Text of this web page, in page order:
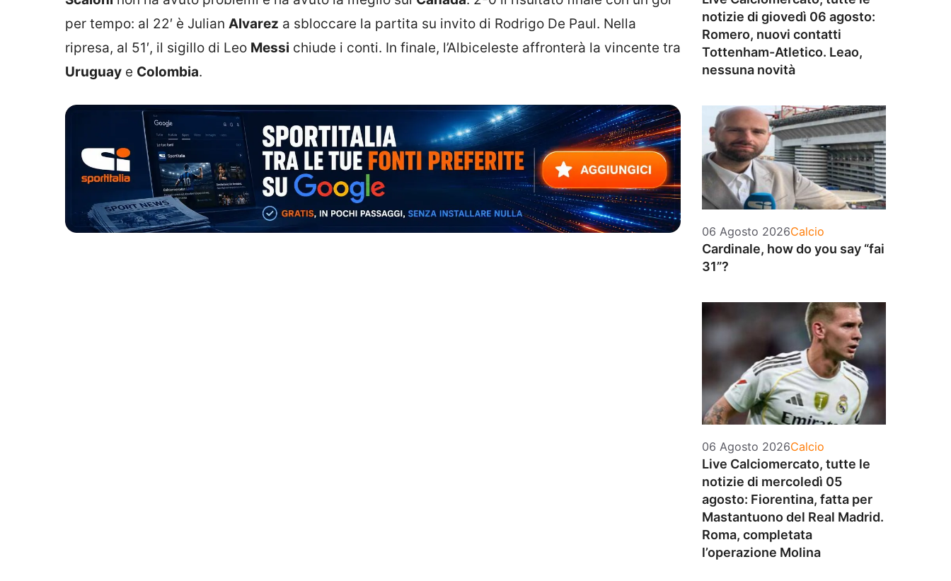
per tempo: al 22′ è Julian Alvarez a sbloccare la partita su invito di Rodrigo De Paul. Nella
ripresa, al 51′, il sigillo di Leo Messi chiude i conti. In finale, l’Albiceleste affronterà la vincente tra
Uruguay e Colombia.
notizie di giovedì 06 agosto:
Romero, nuovi contatti
Tottenham-Atletico. Leao,
nessuna novità
06 Agosto 2026Categorie
Calcio
Cardinale, how do you say “fai
31”?
06 Agosto 2026Categorie
Calcio
Live Calciomercato, tutte le
notizie di mercoledì 05
agosto: Fiorentina, fatta per
Mastantuono del Real Madrid.
Roma, completata
l’operazione Molina